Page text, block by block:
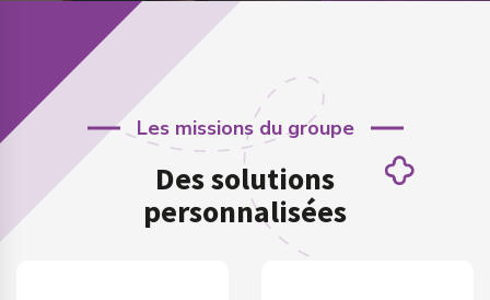
Les missions du groupe
Des solutions
personnalisées